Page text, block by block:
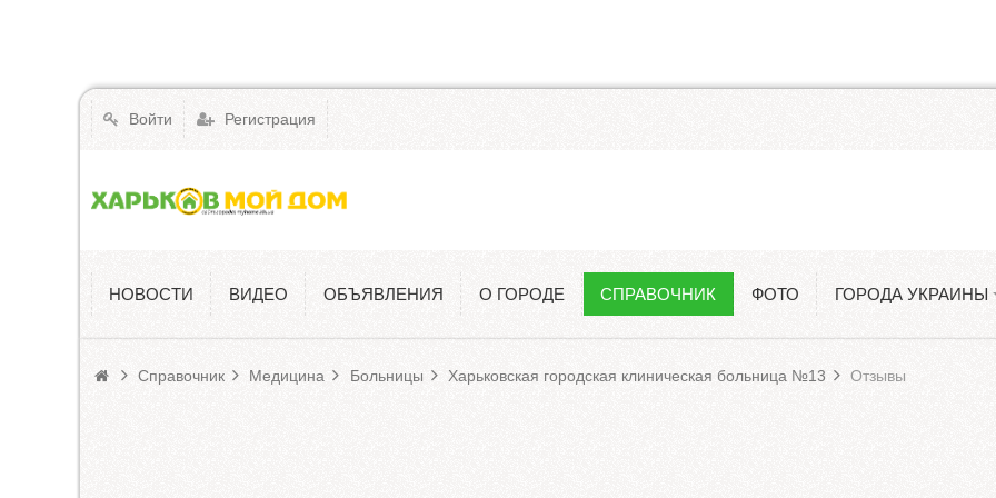
Войти Регистрация
Справочник
НОВОСТИ ВИДЕО ОБЪЯВЛЕНИЯ О ГОРОДЕ СПРАВОЧНИК ФОТО ГОРОДА УКРАИНЫ
Киев
Справочник Медицина Больницы Харьковская городская клиническая больница №13 Отзывы